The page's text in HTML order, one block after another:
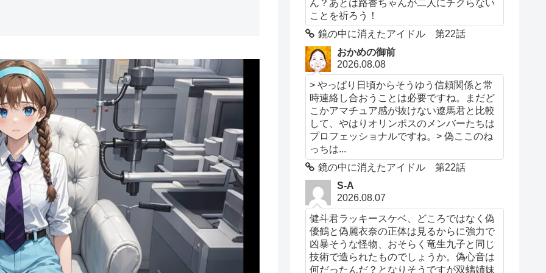
ん？あとは路香ちゃんが二人にチクらない
ことを祈ろう！
鏡の中に消えたアイドル 第22話
おかめの御前
2026.08.08
> やっぱり日頃からそうゆう信頼関係と常
時連絡し合おうことは必要ですね。まだど
こかアマチュア感が抜けない遼馬君と比較
して、やはりオリンポスのメンバーたちは
プロフェッショナルですね。> 偽ここのね
っちは...
鏡の中に消えたアイドル 第22話
S-A
2026.08.07
健斗君ラッキースケベ、どころではなく偽
優鶴と偽麗衣奈の正体は見るからに強力で
凶暴そうな怪物、おそらく竜生九子と同じ
技術で造られたものでしょうか。偽心音は
何だったんだ？となりそうですが双螭姉妹